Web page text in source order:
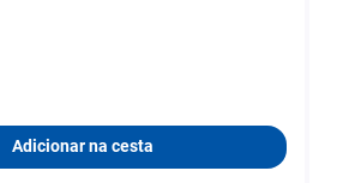
Adicionar na cesta